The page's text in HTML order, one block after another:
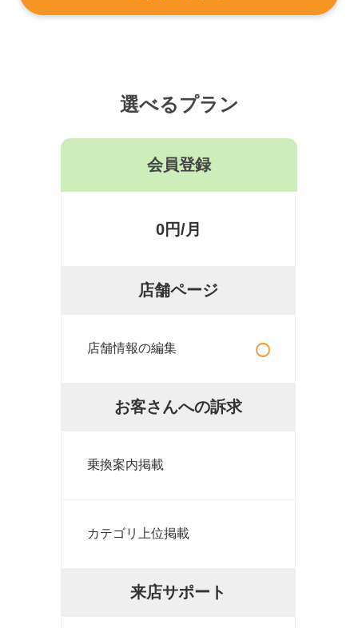
選べるプラン
会員登録
0円/月
店舗ページ
店舗情報の編集 ○
お客さんへの訴求
乗換案内掲載
カテゴリ上位掲載
来店サポート